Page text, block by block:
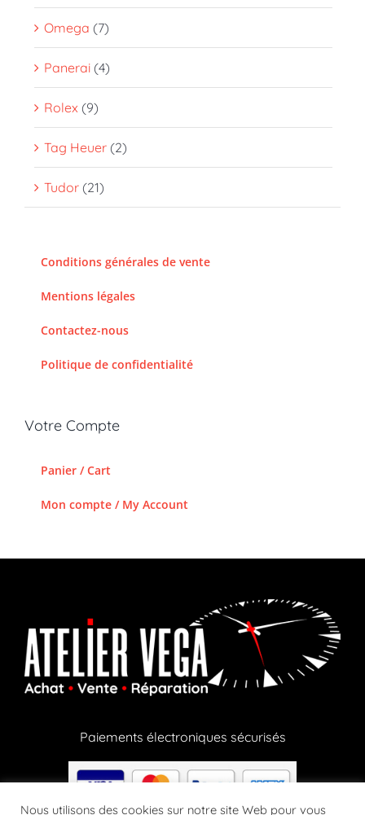
Omega (7)
Panerai (4)
Rolex (9)
Tag Heuer (2)
Tudor (21)
Conditions générales de vente
Mentions légales
Contactez-nous
Politique de confidentialité
Votre Compte
Panier / Cart
Mon compte / My Account
Paiements électroniques sécurisés
Nous utilisons des cookies sur notre site Web pour vous